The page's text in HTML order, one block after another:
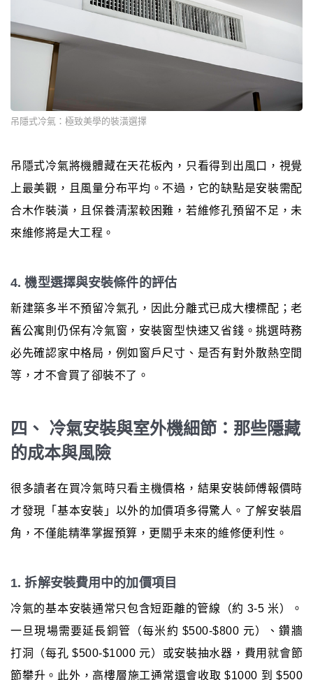
吊隱式冷氣：極致美學的裝潢選擇
吊隱式冷氣將機體藏在天花板內，只看得到出風口，視覺
上最美觀，且風量分布平均。不過，它的缺點是安裝需配
合木作裝潢，且保養清潔較困難，若維修孔預留不足，未
來維修將是大工程。
4. 機型選擇與安裝條件的評估
新建築多半不預留冷氣孔，因此分離式已成大樓標配；老
舊公寓則仍保有冷氣窗，安裝窗型快速又省錢。挑選時務
必先確認家中格局，例如窗戶尺寸、是否有對外散熱空間
等，才不會買了卻裝不了。
四、 冷氣安裝與室外機細節：那些隱藏
的成本與風險
很多讀者在買冷氣時只看主機價格，結果安裝師傅報價時
才發現「基本安裝」以外的加價項多得驚人。了解安裝眉
角，不僅能精準掌握預算，更關乎未來的維修便利性。
1. 拆解安裝費用中的加價項目
冷氣的基本安裝通常只包含短距離的管線（約 3-5 米）。
一旦現場需要延長銅管（每米約 $500-$800 元）、鑽牆
打洞（每孔 $500-$1000 元）或安裝抽水器，費用就會節
節攀升。此外，高樓層施工通常還會收取 $1000 到 $500